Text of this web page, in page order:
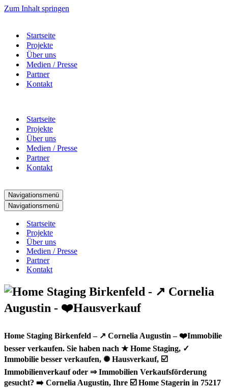
Zum Inhalt springen
Startseite
Projekte
Über uns
Medien / Presse
Partner
Kontakt
Startseite
Projekte
Über uns
Medien / Presse
Partner
Kontakt
Navigationsmenü
Navigationsmenü
Startseite
Projekte
Über uns
Medien / Presse
Partner
Kontakt
Home Staging Birkenfeld – ↗️ Cornelia Augustin – ❤️Immobilie
besser verkaufen. Sie haben nach ★ Home Staging, ✓
Immobilie besser verkaufen, ✺ Hausverkauf, ☑️
Immobilienverkauf oder ⇒ Immobilien Verkaufsförderung
gesucht? ➡️ Cornelia Augustin, Ihre ☑️ Home Stagerin in 75217